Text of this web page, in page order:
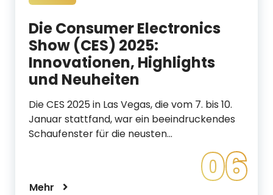
Die Consumer Electronics
Show (CES) 2025:
Innovationen, Highlights
und Neuheiten
Die CES 2025 in Las Vegas, die vom 7. bis 10.
Januar stattfand, war ein beeindruckendes
Schaufenster für die neusten…
Mehr 06